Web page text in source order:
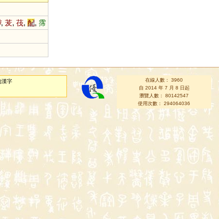
,茇,茷, 配,霈
漢字
在線人數： 3960
自 2014 年 7 月 8 日起
瀏覽人數： 80142547
使用次數： 294064036